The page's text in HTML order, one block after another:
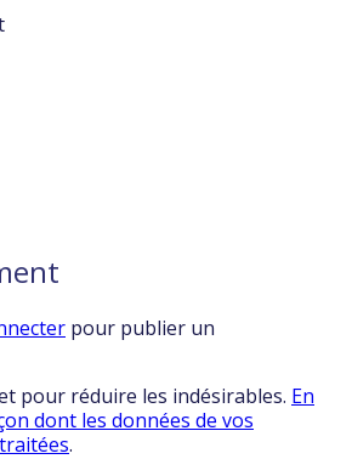
pour publier un
pour réduire les indésirables. En
dont les données de vos
.